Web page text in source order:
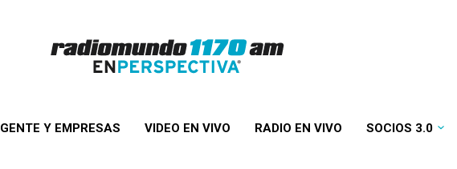
GENTE Y EMPRESAS VIDEO EN VIVO RADIO EN VIVO SOCIOS 3.0